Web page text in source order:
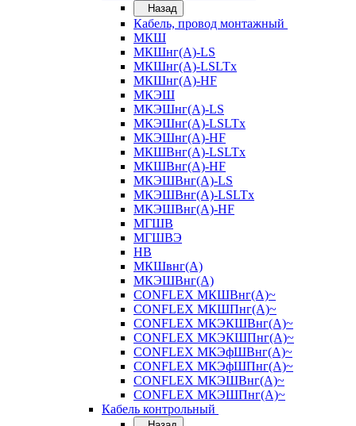
Назад
Кабель, провод монтажный
МКШ
МКШнг(А)-LS
МКШнг(А)-LSLTx
МКШнг(А)-HF
МКЭШ
МКЭШнг(А)-LS
МКЭШнг(А)-LSLTx
МКЭШнг(А)-HF
МКШВнг(A)-LSLTx
МКШВнг(А)-HF
МКЭШВнг(А)-LS
МКЭШВнг(A)-LSLTx
МКЭШВнг(А)-HF
МГШВ
МГШВЭ
НВ
МКШвнг(А)
МКЭШВнг(А)
CONFLEX МКШВнг(А)~
CONFLEX МКШПнг(А)~
CONFLEX МКЭКШВнг(А)~
CONFLEX МКЭКШПнг(А)~
CONFLEX МКЭфШВнг(А)~
CONFLEX МКЭфШПнг(А)~
CONFLEX МКЭШВнг(А)~
CONFLEX МКЭШПнг(А)~
Кабель контрольный